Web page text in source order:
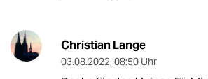
Christian Lange
03.08.2022, 08:50 Uhr